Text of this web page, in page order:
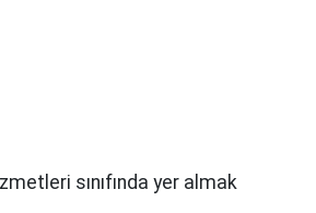
sınıfında yer almak